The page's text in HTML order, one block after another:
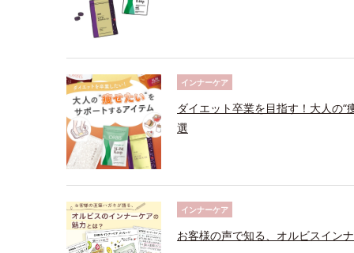
インナーケア
ダイエット卒業を目指す！大人の
選
インナーケア
お客様の声で知る、オルビスイン